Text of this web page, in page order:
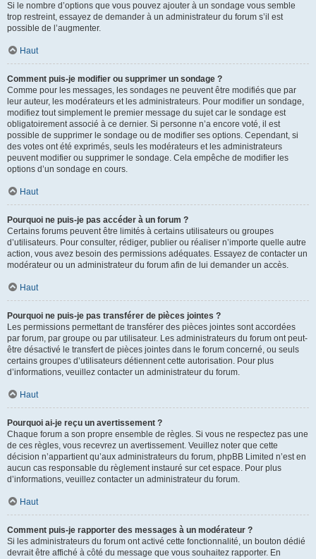
Si le nombre d’options que vous pouvez ajouter à un sondage vous semble
trop restreint, essayez de demander à un administrateur du forum s’il est
possible de l’augmenter.
Haut
Comment puis-je modifier ou supprimer un sondage ?
Comme pour les messages, les sondages ne peuvent être modifiés que par
leur auteur, les modérateurs et les administrateurs. Pour modifier un sondage,
modifiez tout simplement le premier message du sujet car le sondage est
obligatoirement associé à ce dernier. Si personne n’a encore voté, il est
possible de supprimer le sondage ou de modifier ses options. Cependant, si
des votes ont été exprimés, seuls les modérateurs et les administrateurs
peuvent modifier ou supprimer le sondage. Cela empêche de modifier les
options d’un sondage en cours.
Haut
Pourquoi ne puis-je pas accéder à un forum ?
Certains forums peuvent être limités à certains utilisateurs ou groupes
d’utilisateurs. Pour consulter, rédiger, publier ou réaliser n’importe quelle autre
action, vous avez besoin des permissions adéquates. Essayez de contacter un
modérateur ou un administrateur du forum afin de lui demander un accès.
Haut
Pourquoi ne puis-je pas transférer de pièces jointes ?
Les permissions permettant de transférer des pièces jointes sont accordées
par forum, par groupe ou par utilisateur. Les administrateurs du forum ont peut-
être désactivé le transfert de pièces jointes dans le forum concerné, ou seuls
certains groupes d’utilisateurs détiennent cette autorisation. Pour plus
d’informations, veuillez contacter un administrateur du forum.
Haut
Pourquoi ai-je reçu un avertissement ?
Chaque forum a son propre ensemble de règles. Si vous ne respectez pas une
de ces règles, vous recevrez un avertissement. Veuillez noter que cette
décision n’appartient qu’aux administrateurs du forum, phpBB Limited n’est en
aucun cas responsable du règlement instauré sur cet espace. Pour plus
d’informations, veuillez contacter un administrateur du forum.
Haut
Comment puis-je rapporter des messages à un modérateur ?
Si les administrateurs du forum ont activé cette fonctionnalité, un bouton dédié
devrait être affiché à côté du message que vous souhaitez rapporter. En